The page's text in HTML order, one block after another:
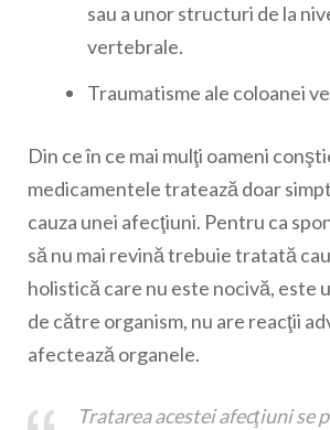
sau a unor structuri de la
vertebrale.
Traumatisme ale coloanei
Din ce în ce mai mulţi oameni
medicamentele tratează doar
cauza unei afecţiuni. Pentru ca
să nu mai revină trebuie tratată
holistică care nu este nocivă, este
de către organism, nu are reacţii
afectează organele.
Tratarea acestei afecţiuni se